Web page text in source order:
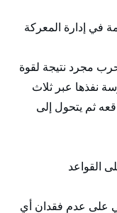
في إدارة المعركة
مجرد نتيجة لقوة
نفذها عبر ثلاث
ثم يتحول إلى
القواعد
على عدم فقدان أي